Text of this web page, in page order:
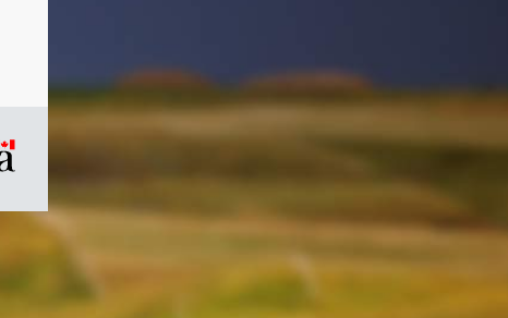
/
Symbole
du
gouvernement
du